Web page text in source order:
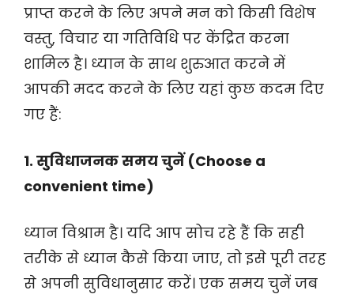
प्राप्त करने के लिए अपने मन को किसी विशेष
वस्तु, विचार या गतिविधि पर केंद्रित करना
शामिल है। ध्यान के साथ शुरुआत करने में
आपकी मदद करने के लिए यहां कुछ कदम दिए
गए हैं:
1. सुविधाजनक समय चुनें (Choose a
convenient time)
ध्यान विश्राम है। यदि आप सोच रहे हैं कि सही
तरीके से ध्यान कैसे किया जाए, तो इसे पूरी तरह
से अपनी सुविधानुसार करें। एक समय चुनें जब